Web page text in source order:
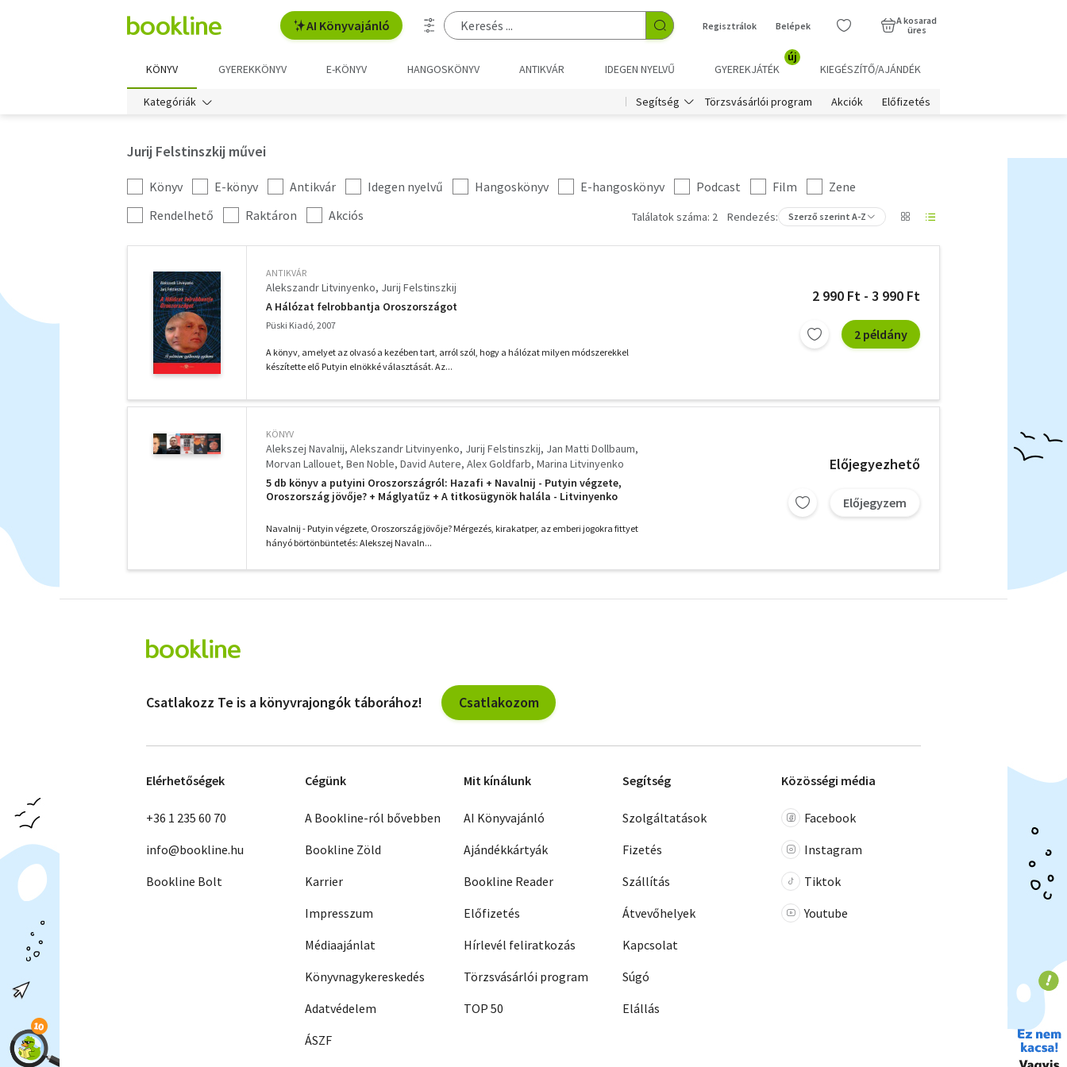
AI Könyvajánló Regisztrálok Belépek
A kosarad
üres
KÖNYV GYEREKKÖNYV E-KÖNYV HANGOSKÖNYV ANTIKVÁR IDEGEN NYELVŰ GYEREKJÁTÉK
új
KIEGÉSZÍTŐ/AJÁNDÉK
Kategóriák Segítség Törzsvásárlói program Akciók Előfizetés
Jurij Felstinszkij művei
Kategória
szűrés
Könyv E-könyv Antikvár Idegen nyelvű Hangoskönyv E-hangoskönyv Podcast Film
Zene
További
szűrők
Rendelhető Raktáron Akciós Találatok száma: 2 Rendezés: Szerző szerint A-Z
ANTIKVÁR
Alekszandr Litvinyenko Jurij Felstinszkij
A Hálózat felrobbantja Oroszországot
Püski Kiadó, 2007
A könyv, amelyet az olvasó a kezében tart, arról szól, hogy a há­ló­zat milyen módszerekkel
készítette elő Putyin elnökké választását. Az...
2 990 Ft - 3 990 Ft
2 példány
KÖNYV
Alekszej Navalnij Alekszandr Litvinyenko Jurij Felstinszkij Jan Matti Dollbaum
Morvan Lallouet Ben Noble David Autere Alex Goldfarb Marina Litvinyenko
5 db könyv a putyini Oroszországról: Hazafi + Navalnij - Putyin végzete,
Oroszország jövője? + Máglyatűz + A titkosügynök halála - Litvinyenko
Oroszországot - A Polónium-gyilkosság gyökerei
Navalnij - Putyin végzete, Oroszország jövője? Mérgezés, kirakatper, az emberi jogokra fittyet
hányó börtönbüntetés: Alekszej Navaln...
Előjegyezhető
Előjegyzem
szűrők
Csatlakozz Te is a könyvrajongók táborához! Csatlakozom
Elérhetőségek
+36 1 235 60 70
info@bookline.hu
Bookline Bolt
Cégünk
A Bookline-ról bővebben
Bookline Zöld
Karrier
Impresszum
Médiaajánlat
Könyvnagykereskedés
Adatvédelem
ÁSZF
Mit kínálunk
AI Könyvajánló
Ajándékkártyák
Bookline Reader
Előfizetés
Hírlevél feliratkozás
Törzsvásárlói program
TOP 50
Segítség
Szolgáltatások
Fizetés
Szállítás
Átvevőhelyek
Kapcsolat
Súgó
Elállás
Közösségi média
Facebook
Instagram
Tiktok
Youtube